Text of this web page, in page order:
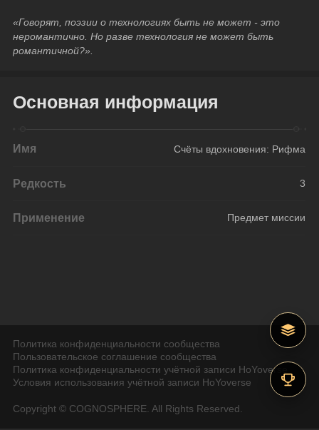
«Говорят, поэзии о технологиях быть не может - это
неромантично. Но разве технология не может быть
романтичной?».
Основная информация
Имя Счёты вдохновения: Рифма
Редкость 3
Применение Предмет миссии
Политика конфиденциальности сообщества
Пользовательское соглашение сообщества
Политика конфиденциальности учётной записи HoYoverse
Условия использования учётной записи HoYoverse
Copyright © COGNOSPHERE. All Rights Reserved.